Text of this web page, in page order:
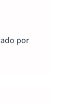
por